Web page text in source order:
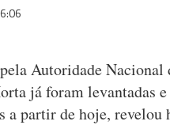
Autoridade
já foram levantadas e
partir de hoje, revelou